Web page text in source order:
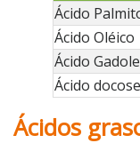
Ácido
Ácido Oléico
Ácido
Ácido
Ácidos